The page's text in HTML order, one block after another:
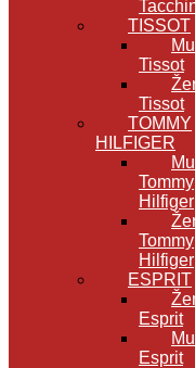
TISSOT
Tissot
Tissot
TOMMY
HILFIGER
Tommy
Hilfiger
Tommy
Hilfiger
ESPRIT
Esprit
Esprit